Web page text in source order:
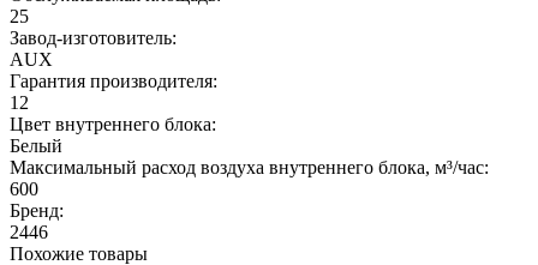
25
Завод-изготовитель:
AUX
Гарантия производителя:
12
Цвет внутреннего блока:
Белый
Максимальный расход воздуха внутреннего блока, м³/час:
600
Бренд:
2446
Похожие товары